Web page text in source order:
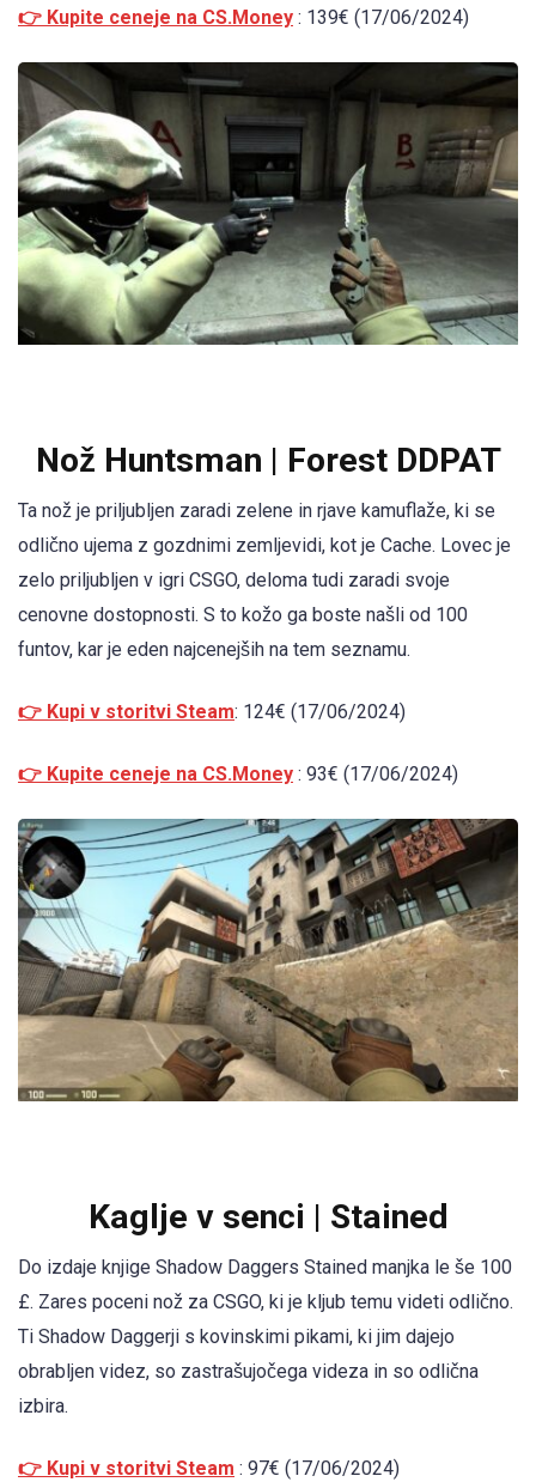
👉 Kupite ceneje na CS.Money : 139€ (17/06/2024)
Nož Huntsman | Forest DDPAT
Ta nož je priljubljen zaradi zelene in rjave kamuflaže, ki se
odlično ujema z gozdnimi zemljevidi, kot je Cache. Lovec je
zelo priljubljen v igri CSGO, deloma tudi zaradi svoje
cenovne dostopnosti. S to kožo ga boste našli od 100
funtov, kar je eden najcenejših na tem seznamu.
👉 Kupi v storitvi Steam: 124€ (17/06/2024)
👉 Kupite ceneje na CS.Money : 93€ (17/06/2024)
Kaglje v senci | Stained
Do izdaje knjige Shadow Daggers Stained manjka le še 100
£. Zares poceni nož za CSGO, ki je kljub temu videti odlično.
Ti Shadow Daggerji s kovinskimi pikami, ki jim dajejo
obrabljen videz, so zastrašujočega videza in so odlična
izbira.
👉 Kupi v storitvi Steam : 97€ (17/06/2024)